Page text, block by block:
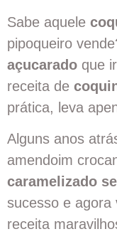
Sabe aquele
pipoqueiro
açucarado que
receita de
prática, leva
Alguns anos
amendoim
caramelizado
sucesso e agora
receita